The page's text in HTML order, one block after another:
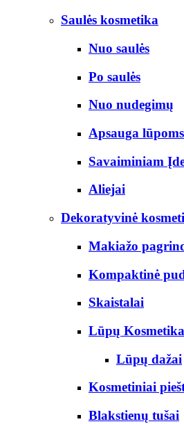
Saulės kosmetika
Nuo saulės
Po saulės
Nuo nudegimų
Apsauga lūpoms
Savaiminiam
Aliejai
Dekoratyvinė
Makiažo
Kompaktinė
Skaistalai
Lūpų Kosmetika
Lūpų dažai
Kosmetiniai
Blakstienų tušai